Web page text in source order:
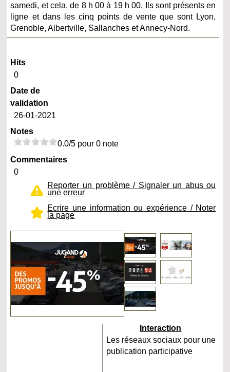
samedi, et cela, de 8 h 00 à 19 h 00. Ils sont présents en
ligne et dans les cinq points de vente que sont Lyon,
Grenoble, Albertville, Sallanches et Annecy-Nord.
Hits
0
Date de
validation
26-01-2021
Notes
0.0/5 pour 0 note
Commentaires
0
Reporter un problème / Signaler un abus ou
une erreur
Ecrire une information ou expérience / Noter
la page
Interaction
Les réseaux sociaux pour une
publication participative